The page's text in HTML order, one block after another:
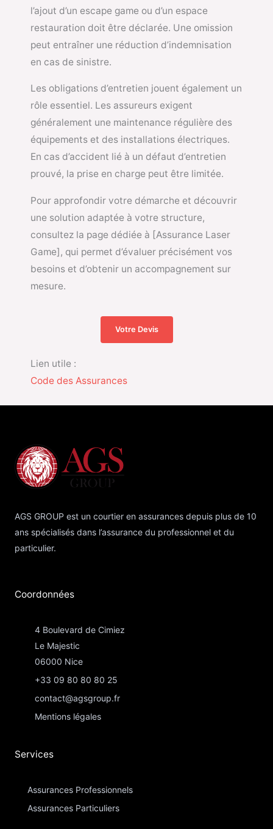
l’ajout d’un escape game ou d’un espace
restauration doit être déclarée. Une omission
peut entraîner une réduction d’indemnisation
en cas de sinistre.
Les obligations d’entretien jouent également un
rôle essentiel. Les assureurs exigent
généralement une maintenance régulière des
équipements et des installations électriques.
En cas d’accident lié à un défaut d’entretien
prouvé, la prise en charge peut être limitée.
Pour approfondir votre démarche et découvrir
une solution adaptée à votre structure,
consultez la page dédiée à [Assurance Laser
Game], qui permet d’évaluer précisément vos
besoins et d’obtenir un accompagnement sur
mesure.
Votre Devis
Lien utile :
Code des Assurances
AGS GROUP est un courtier en assurances depuis plus de 10
ans spécialisés dans l’assurance du professionnel et du
particulier.
Coordonnées​
4 Boulevard de Cimiez
Le Majestic
06000 Nice
+33 09 80 80 80 25
contact@agsgroup.fr
Mentions légales
Services
Assurances Professionnels
Assurances Particuliers​